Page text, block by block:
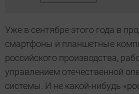
Уже в сентябре этого года в
смартфоны и планшетные
российского производства,
управлением отечественной
системы. И не какой-нибудь